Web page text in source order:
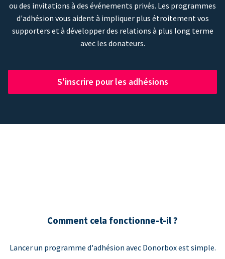
ou des invitations à des événements privés. Les programmes
d'adhésion vous aident à impliquer plus étroitement vos
supporters et à développer des relations à plus long terme
avec les donateurs.
S'inscrire pour les adhésions
Comment cela fonctionne-t-il ?
Lancer un programme d'adhésion avec Donorbox est simple.